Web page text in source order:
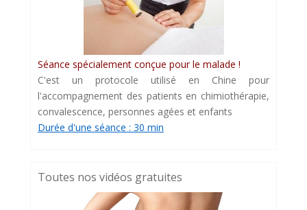
Séance spécialement conçue pour le malade !
C'est un protocole utilisé en Chine pour
l'accompagnement des patients en chimiothérapie,
convalescence, personnes agées et enfants
Durée d'une séance : 30 min
Toutes nos vidéos gratuites